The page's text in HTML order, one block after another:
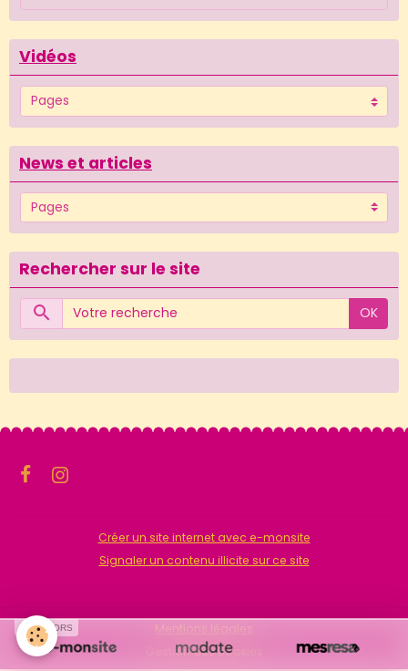
Vidéos
News et articles
Rechercher sur le site
OK
Créer un site internet avec e-monsite
Signaler un contenu illicite sur ce site
Mentions légales
Gestion des cookies
SPONSORS